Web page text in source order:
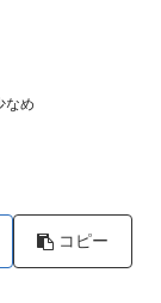
なめ
コピー